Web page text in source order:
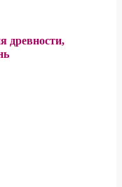
древности,